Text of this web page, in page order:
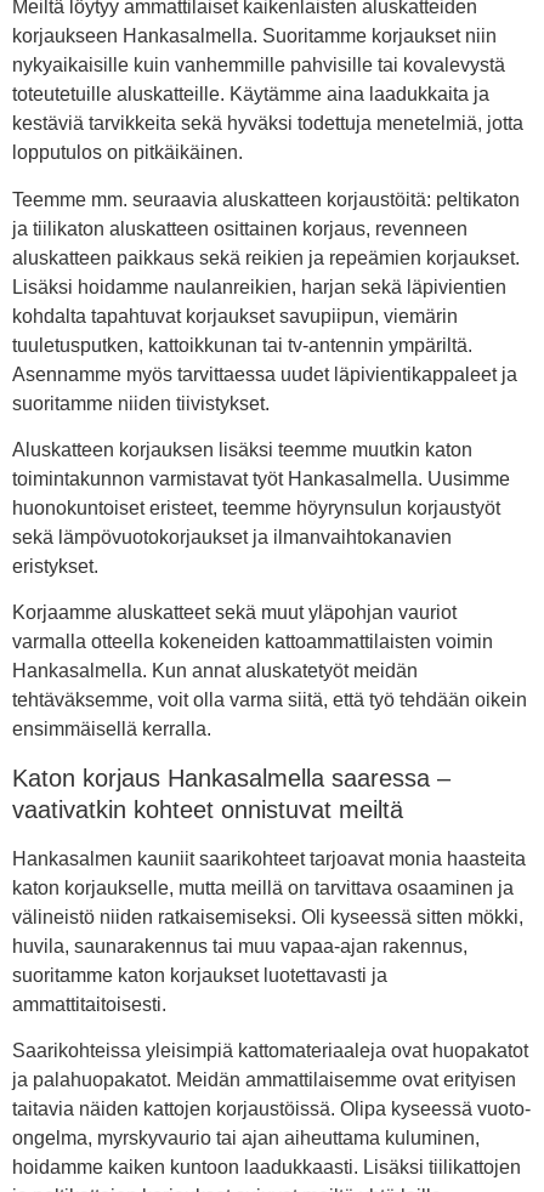
Meiltä löytyy ammattilaiset kaikenlaisten aluskatteiden
korjaukseen Hankasalmella. Suoritamme korjaukset niin
nykyaikaisille kuin vanhemmille pahvisille tai kovalevystä
toteutetuille aluskatteille. Käytämme aina laadukkaita ja
kestäviä tarvikkeita sekä hyväksi todettuja menetelmiä, jotta
lopputulos on pitkäikäinen.
Teemme mm. seuraavia aluskatteen korjaustöitä: peltikaton
ja tiilikaton aluskatteen osittainen korjaus, revenneen
aluskatteen paikkaus sekä reikien ja repeämien korjaukset.
Lisäksi hoidamme naulanreikien, harjan sekä läpivientien
kohdalta tapahtuvat korjaukset savupiipun, viemärin
tuuletusputken, kattoikkunan tai tv-antennin ympäriltä.
Asennamme myös tarvittaessa uudet läpivientikappaleet ja
suoritamme niiden tiivistykset.
Aluskatteen korjauksen lisäksi teemme muutkin katon
toimintakunnon varmistavat työt Hankasalmella. Uusimme
huonokuntoiset eristeet, teemme höyrynsulun korjaustyöt
sekä lämpövuotokorjaukset ja ilmanvaihtokanavien
eristykset.
Korjaamme aluskatteet sekä muut yläpohjan vauriot
varmalla otteella kokeneiden kattoammattilaisten voimin
Hankasalmella. Kun annat aluskatetyöt meidän
tehtäväksemme, voit olla varma siitä, että työ tehdään oikein
ensimmäisellä kerralla.
Katon korjaus Hankasalmella saaressa –
vaativatkin kohteet onnistuvat meiltä
Hankasalmen kauniit saarikohteet tarjoavat monia haasteita
katon korjaukselle, mutta meillä on tarvittava osaaminen ja
välineistö niiden ratkaisemiseksi. Oli kyseessä sitten mökki,
huvila, saunarakennus tai muu vapaa-ajan rakennus,
suoritamme katon korjaukset luotettavasti ja
ammattitaitoisesti.
Saarikohteissa yleisimpiä kattomateriaaleja ovat huopakatot
ja palahuopakatot. Meidän ammattilaisemme ovat erityisen
taitavia näiden kattojen korjaustöissä. Olipa kyseessä vuoto-
ongelma, myrskyvaurio tai ajan aiheuttama kuluminen,
hoidamme kaiken kuntoon laadukkaasti. Lisäksi tiilikattojen